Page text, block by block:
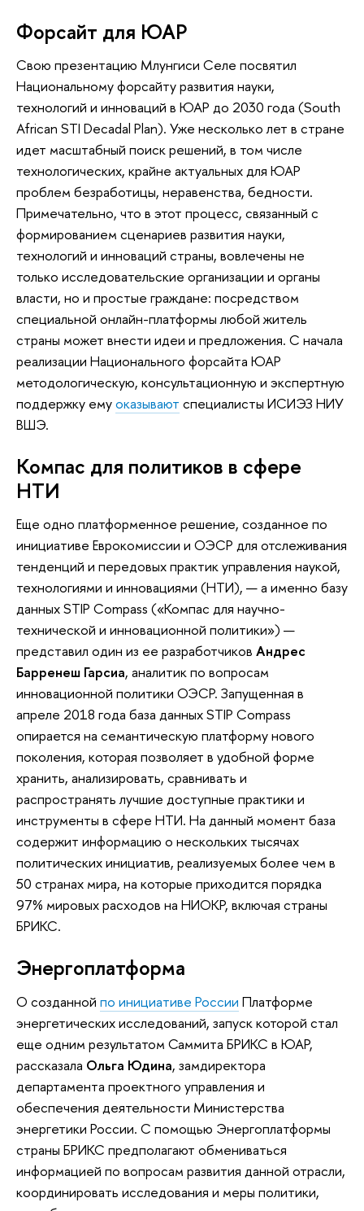
Форсайт для ЮАР
Свою презентацию Млунгиси Селе посвятил
Национальному форсайту развития науки,
технологий и инноваций в ЮАР до 2030 года (South
African STI Decadal Plan). Уже несколько лет в стране
идет масштабный поиск решений, в том числе
технологических, крайне актуальных для ЮАР
проблем безработицы, неравенства, бедности.
Примечательно, что в этот процесс, связанный с
формированием сценариев развития науки,
технологий и инноваций страны, вовлечены не
только исследовательские организации и органы
власти, но и простые граждане: посредством
специальной онлайн-платформы любой житель
страны может внести идеи и предложения. С начала
реализации Национального форсайта ЮАР
методологическую, консультационную и экспертную
поддержку емуоказывают специалисты ИСИЭЗ НИУ
ВШЭ.
Компас для политиков в сфере
НТИ
Еще одно платформенное решение, созданное по
инициативе Еврокомиссии и ОЭСР для отслеживания
тенденций и передовых практик управления наукой,
технологиями и инновациями (НТИ), — а именно базу
данных STIP Compass («Компас для научно-
технической и инновационной политики») —
представил один из ее разработчиков Андрес
Барренеш Гарсиа, аналитик по вопросам
инновационной политики ОЭСР. Запущенная в
апреле 2018 года база данных STIP Compass
опирается на семантическую платформу нового
поколения, которая позволяет в удобной форме
хранить, анализировать, сравнивать и
распространять лучшие доступные практики и
инструменты в сфере НТИ. На данный момент база
содержит информацию о нескольких тысячах
политических инициатив, реализуемых более чем в
50 странах мира, на которые приходится порядка
97% мировых расходов на НИОКР, включая страны
БРИКС.
Энергоплатформа
О созданной по инициативе России Платформе
энергетических исследований, запуск которой стал
еще одним результатом Саммита БРИКС в ЮАР,
рассказала Ольга Юдина, замдиректора
департамента проектного управления и
обеспечения деятельности Министерства
энергетики России. С помощью Энергоплатформы
страны БРИКС предполагают обмениваться
информацией по вопросам развития данной отрасли,
координировать исследования и меры политики,